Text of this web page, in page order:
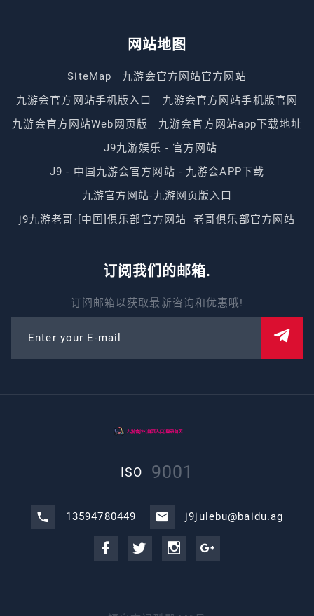
网站地图
SiteMap
九游会官方网站官方网站
九游会官方网站手机版入口
九游会官方网站手机版官网
九游会官方网站Web网页版
九游会官方网站app下载地址
J9九游娱乐 - 官方网站
J9 - 中国九游会官方网站 - 九游会APP下载
九游官方网站-九游网页版入口
j9九游老哥·[中国]俱乐部官方网站
老哥俱乐部官方网站
订阅我们的邮箱.
订阅邮箱以获取最新咨询和优惠哦!
Enter your E-mail
ISO 9001
13594780449 j9julebu@baidu.ag